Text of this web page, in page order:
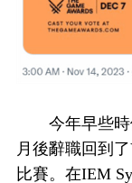
今年早些
月後辭職回到
比賽。在IEM